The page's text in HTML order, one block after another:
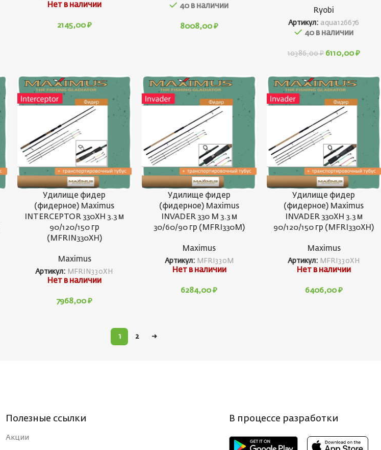
Нет в наличии
2145,00 ₽
40 в наличии
8008,00 ₽
Ryobi
Артикул: aqua126676
40 в наличии
10386,00₽ 6110,00 ₽
Удилище фидер
(фидерное) Maximus
INTERCEPTOR 330XH 3.3 м
90/120/150 гр
(MFRIN330XH)
Maximus
Артикул: MFRIN330XH
Нет в наличии
7968,00₽
Удилище фидер
(фидерное) Maximus
INVADER 330 M 3.3 м
30/60/90 гр (MFRI330M)
Maximus
Артикул: MFRI330M
Нет в наличии
6284,00₽
Удилище фидер
(фидерное) Maximus
INVADER 330XH 3.3 м
90/120/150 гр (MFRI330XH)
Maximus
Артикул: MFRI330XH
Нет в наличии
6406,00 ₽
1 2 →
Полезные ссылки
Акции
В процессе разработки